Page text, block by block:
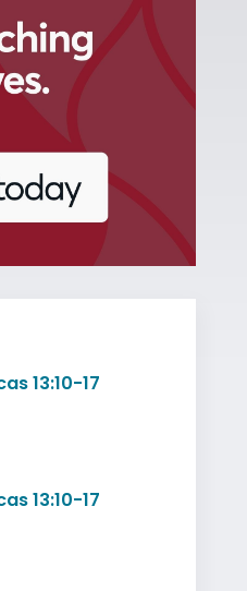
13:10-17
13:10-17